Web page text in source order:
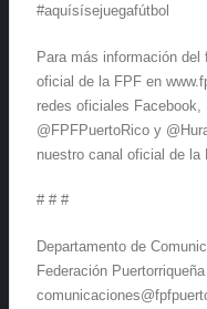
#aquísísejuegafútbol
Para más información
oficial de la FPF en
redes oficiales
@FPFPuertoRico y
nuestro canal oficial de la
# # #
Departamento de
Federación